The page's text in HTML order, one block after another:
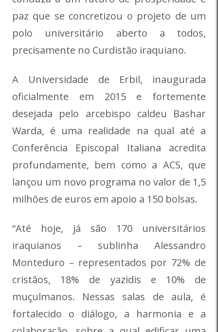
paz que se concretizou o projeto de um
polo universitário aberto a todos,
precisamente no Curdistão iraquiano.
A Universidade de Erbil, inaugurada
oficialmente em 2015 e fortemente
desejada pelo arcebispo caldeu Bashar
Warda, é uma realidade na qual até a
Conferência Episcopal Italiana acredita
profundamente, bem como a ACS, que
lançou um novo programa no valor de 1,5
milhões de euros em apoio a 150 bolsas.
“Até hoje, já são 170 universitários
iraquianos – sublinha Alessandro
Monteduro – representados por 72% de
cristãos, 18% de yazidis e 10% de
muçulmanos. Nessas salas de aula, é
fortalecido o diálogo, a harmonia e a